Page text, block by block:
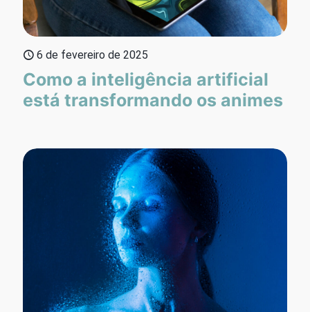
6 de fevereiro de 2025
Como a inteligência artificial
está transformando os animes